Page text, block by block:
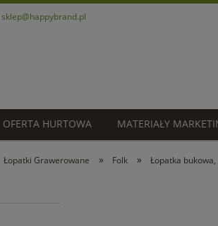
sklep@happybrand.pl
OFERTA HURTOWA MATERIAŁY
Łopatki Grawerowane » Folk » Łopatka